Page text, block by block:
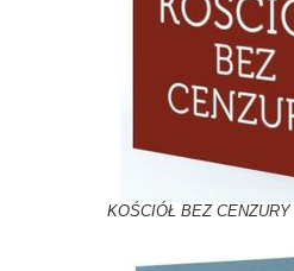
KOŚCIÓŁ BEZ